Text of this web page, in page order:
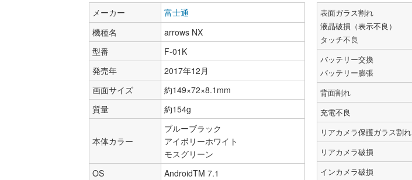
メーカー 富士通
機種名
arrows NX
型番
F-01K
発売年
2017年12月
画面サイズ
約149×72×8.1mm
質量
約154g
本体カラー
ブルーブラック
アイボリーホワイト
モスグリーン
OS
AndroidTM 7.1
表面ガラス割れ
液晶破損（表示不良）
タッチ不良
バッテリー交換
バッテリー膨張
背面割れ
充電不良
リアカメラ保護ガラス割れ
リアカメラ破損
インカメラ破損